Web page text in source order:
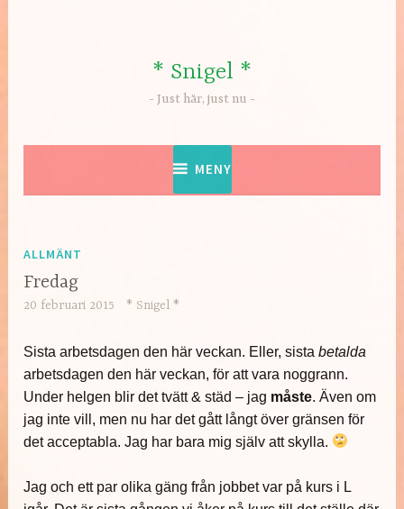
* Snigel *
Just här, just nu
MENY
ALLMÄNT
Fredag
20 februari 2015 * Snigel *
Sista arbetsdagen den här veckan. Eller, sistabetalda
arbetsdagen den här veckan, för att vara noggrann.
Under helgen blir det tvätt & städ – jag måste. Även om
jag inte vill, men nu har det gått långt över gränsen för
det acceptabla. Jag har bara mig själv att skylla.
Jag och ett par olika gäng från jobbet var på kurs i L